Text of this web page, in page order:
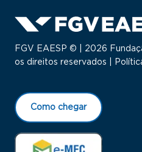
FGV EAESP © | 2026
os direitos reservados |
Como chegar